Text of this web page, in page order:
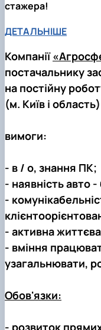
Кафедра
Вчена
стажера!
ДЕТАЛЬНІШЕ
Компанії
постачальнику
на постійну
(м. Київ і область)
вимоги:
- в / о, знання ПК;
- наявність авто
-
- активна життєва
- вміння
узагальнювати,
Обов'язки:
- розвиток